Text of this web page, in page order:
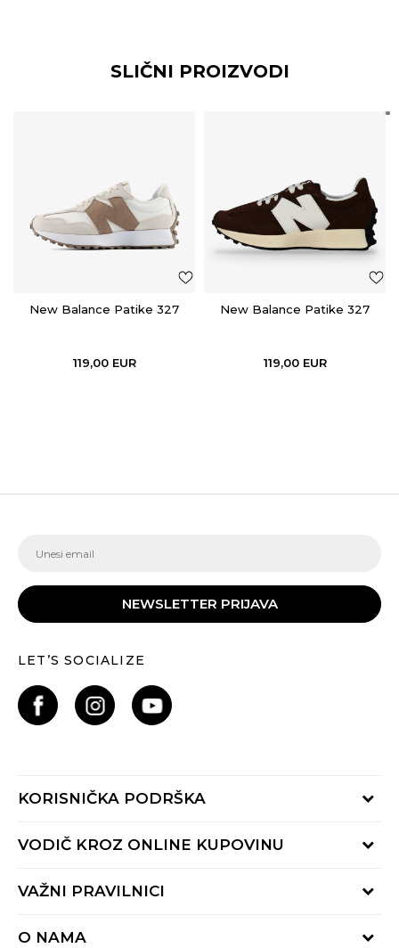
SLIČNI PROIZVODI
New Balance Patike 327
119,00 EUR
New Balance Patike 327
119,00 EUR
NEWSLETTER PRIJAVA
LET’S SOCIALIZE
KORISNIČKA PODRŠKA
Provjeri status porudžbine
Radno vrijeme 9-16h
VODIČ KROZ ONLINE KUPOVINU
Načini isporuke
Reklamacije
VAŽNI PRAVILNICI
O NAMA